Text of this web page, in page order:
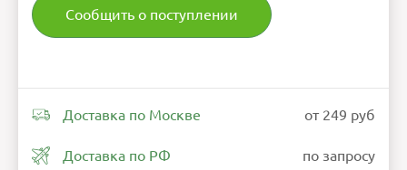
Сообщить о поступлении
Доставка по Москве от 249 руб
Доставка по РФ по запросу